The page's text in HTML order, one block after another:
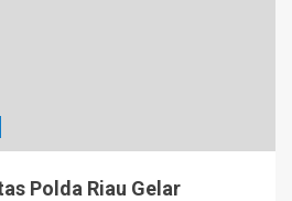
Polda Riau Gelar